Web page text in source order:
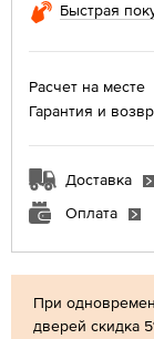
При
дверей скидка
Быстрая
Расчет на месте
Гарантия и
Доставка
Оплата